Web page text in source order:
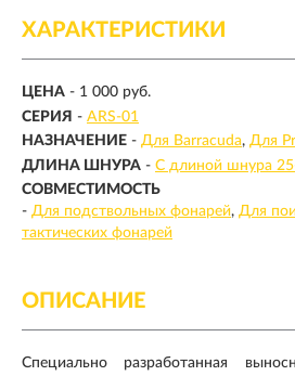
ХАРАКТЕРИСТИКИ
ЦЕНА - 1 000 руб.
СЕРИЯ - ARS-01
НАЗНАЧЕНИЕ - Для Barracuda Для
ДЛИНА ШНУРА - С длиной шнура
СОВМЕСТИМОСТЬ
- Для подствольных фонарей Для
тактических фонарей
ОПИСАНИЕ
Специально разработанная